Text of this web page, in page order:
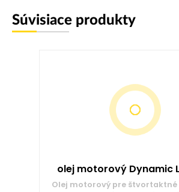
Súvisiace produkty
olej motorový Dynamic L
Olej motorový pre